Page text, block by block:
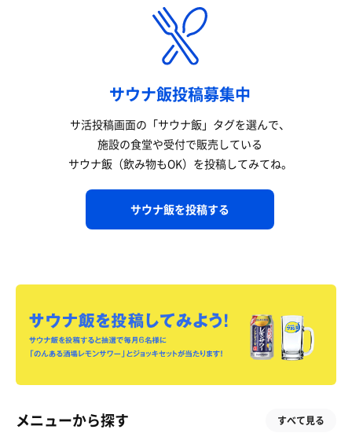
サウナ飯投稿募集中
サ活投稿画面の「サウナ飯」タグを選んで、
施設の食堂や受付で販売している
サウナ飯（飲み物もOK）を投稿してみてね。
サウナ飯を投稿する
メニューから探す すべて見る